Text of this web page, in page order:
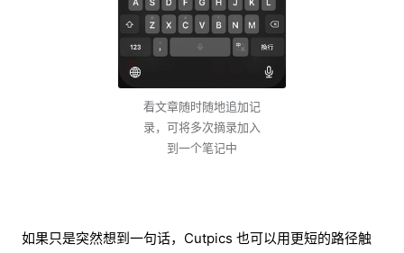
看文章随时随地追加记
录，可将多次摘录加入
到一个笔记中
如果只是突然想到一句话，Cutpics 也可以用更短的路径触